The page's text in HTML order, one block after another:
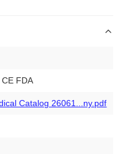
FDA
Catalog 26061...ny.pdf